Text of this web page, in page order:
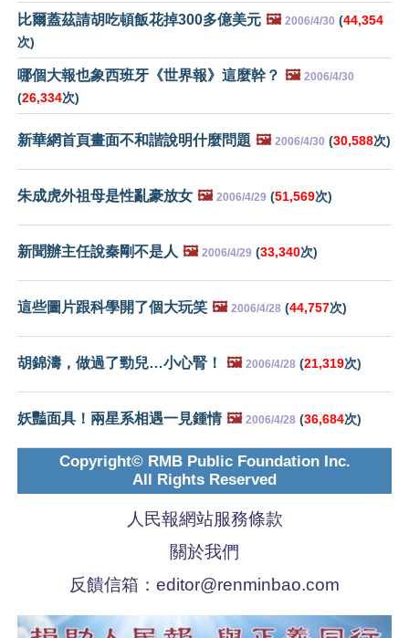
比爾蓋茲請胡吃頓飯花掉300多億美元 🖼️ 2006/4/30 (44,354
次)
哪個大報也象西班牙《世界報》這麼幹？ 🖼️ 2006/4/30
(26,334次)
新華網首頁畫面不和諧說明什麼問題 🖼️ 2006/4/30 (30,588次)
朱成虎外祖母是性亂豪放女 🖼️ 2006/4/29 (51,569次)
新聞辦主任說秦剛不是人 🖼️ 2006/4/29 (33,340次)
這些圖片跟科學開了個大玩笑 🖼️ 2006/4/28 (44,757次)
胡錦濤，做過了勁兒…小心腎！ 🖼️ 2006/4/28 (21,319次)
妖豔面具！兩星系相遇一見鍾情 🖼️ 2006/4/28 (36,684次)
Copyright© RMB Public Foundation Inc.
All Rights Reserved
人民報網站服務條款
關於我們
反饋信箱： editor@renminbao.com